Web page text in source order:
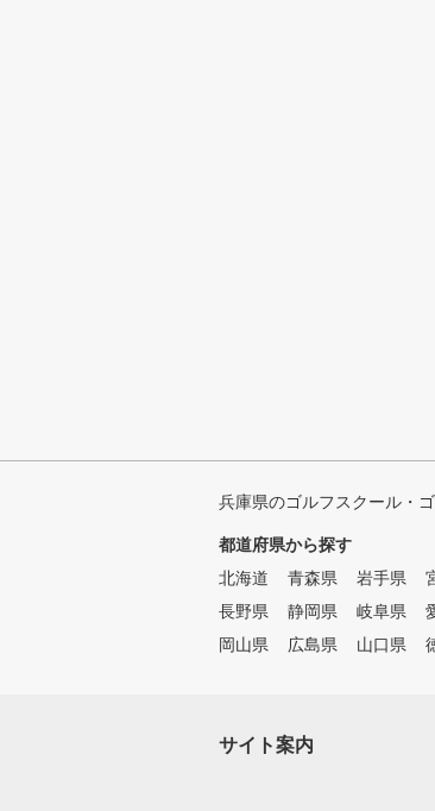
兵庫県のゴルフスクール・
都道府県から探す
北海道
青森県 岩手県
長野県
静岡県 岐阜県
岡山県
広島県 山口県
サイト案内